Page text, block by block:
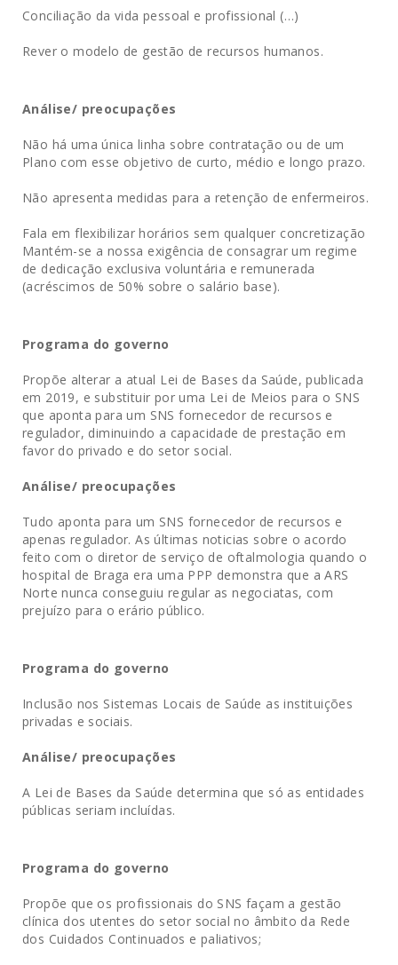
Conciliação da vida pessoal e profissional (…)
Rever o modelo de gestão de recursos humanos.
Análise/ preocupações
Não há uma única linha sobre contratação ou de um
Plano com esse objetivo de curto, médio e longo prazo.
Não apresenta medidas para a retenção de enfermeiros.
Fala em flexibilizar horários sem qualquer concretização
Mantém-se a nossa exigência de consagrar um regime
de dedicação exclusiva voluntária e remunerada
(acréscimos de 50% sobre o salário base).
Programa do governo
Propõe alterar a atual Lei de Bases da Saúde, publicada
em 2019, e substituir por uma Lei de Meios para o SNS
que aponta para um SNS fornecedor de recursos e
regulador, diminuindo a capacidade de prestação em
favor do privado e do setor social.
Análise/ preocupações
Tudo aponta para um SNS fornecedor de recursos e
apenas regulador. As últimas noticias sobre o acordo
feito com o diretor de serviço de oftalmologia quando o
hospital de Braga era uma PPP demonstra que a ARS
Norte nunca conseguiu regular as negociatas, com
prejuízo para o erário público.
Programa do governo
Inclusão nos Sistemas Locais de Saúde as instituições
privadas e sociais.
Análise/ preocupações
A Lei de Bases da Saúde determina que só as entidades
públicas seriam incluídas.
Programa do governo
Propõe que os profissionais do SNS façam a gestão
clínica dos utentes do setor social no âmbito da Rede
dos Cuidados Continuados e paliativos;